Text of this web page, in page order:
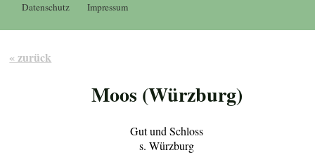
Datenschutz Impressum
« zurück
Moos (Würzburg)
Gut und Schloss
s. Würzburg